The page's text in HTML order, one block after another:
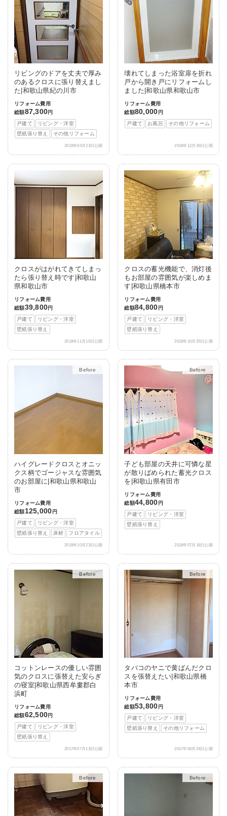
リビングのドアを丈夫で厚み
のあるクロスに張り替えまし
た|和歌山県紀の川市
リフォーム費用
総額87,300円
戸建て
リビング・洋室
壁紙張り替え
その他リフォーム
2019年04月23日公開
壊れてしまった浴室扉を折れ
戸から開き戸にリフォームし
ました|和歌山県和歌山市
リフォーム費用
総額80,000 円
戸建て
お風呂 その他リフォーム
2018年12月26日公開
クロスがはがれてきてしまっ
たら張り替え時です|和歌山
県和歌山市
リフォーム費用
総額39,800円
戸建て
リビング・洋室
壁紙張り替え
2018年11月10日公開
クロスの蓄光機能で、消灯後
もお部屋の雰囲気が楽しめま
す|和歌山県橋本市
リフォーム費用
総額84,800 円
戸建て
リビング・洋室
壁紙張り替え
2018年10月25日公開
After
ハイグレードクロスとオニッ
クス柄でゴージャスな雰囲気
のお部屋に|和歌山県和歌山
市
リフォーム費用
総額125,000 円
戸建て
リビング・洋室
壁紙張り替え
床材 フロアタイル
2018年10月23日公開
After
子ども部屋の天井に可憐な星
が散りばめられた蓄光クロス
を|和歌山県有田市
リフォーム費用
総額44,800 円
戸建て
リビング・洋室
壁紙張り替え
2018年07月18日公開
After
コットンレースの優しい雰囲
気のクロスに張替えた安らぎ
の寝室|和歌山県西牟婁郡白
浜町
リフォーム費用
総額62,500円
戸建て
リビング・洋室
壁紙張り替え
2017年07月13日公開
After
タバコのヤニで黄ばんだクロ
スを張替えたい|和歌山県橋
本市
リフォーム費用
総額53,800 円
戸建て
リビング・洋室
壁紙張り替え
その他リフォーム
2017年06月24日公開
After After